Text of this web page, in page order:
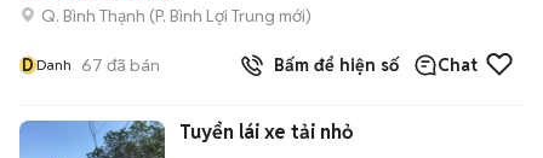
Q. Bình Thạnh (P. Bình Lợi Trung mới)
DDanh 67 đã bán Bấm để hiện số Chat
Tuyển lái xe tải nhỏ